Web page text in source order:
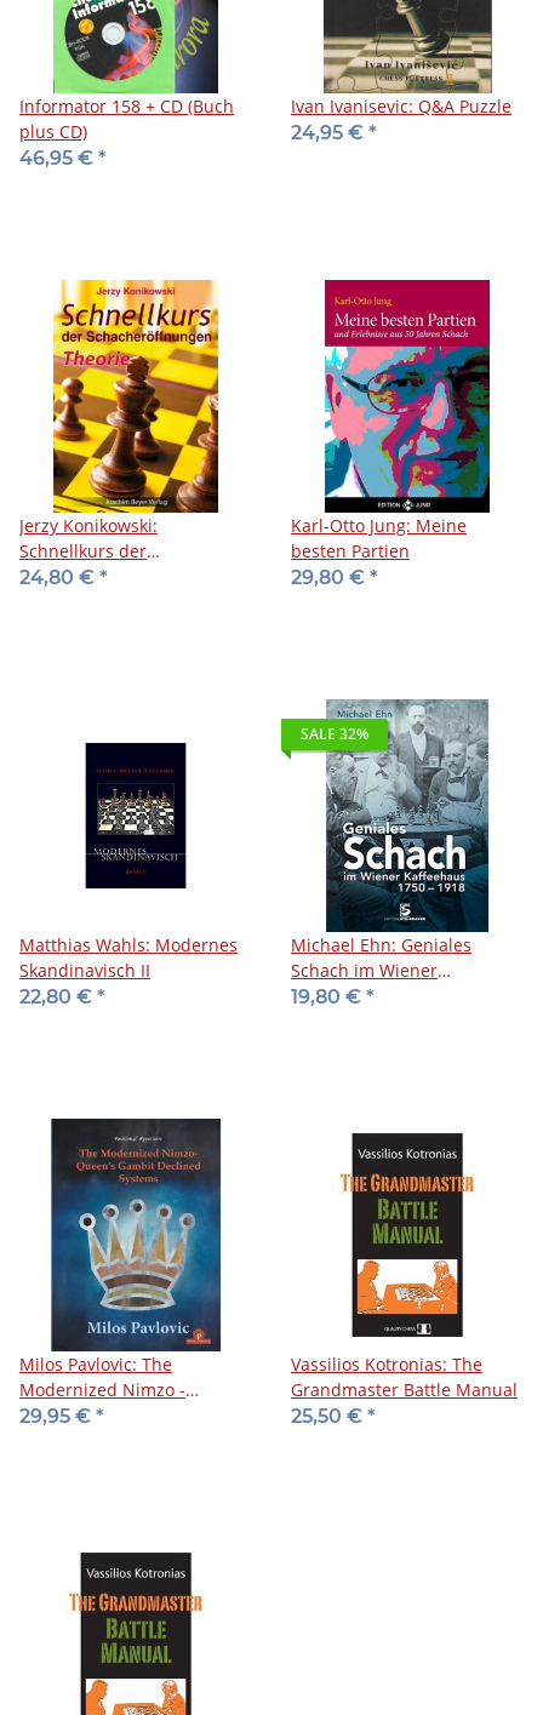
Informator 158 + CD (Buch
plus CD)
46,95 € *
Ivan Ivanisevic: Q&A Puzzle
24,95 € *
Jerzy Konikowski:
Schnellkurs der
Schacheröffnungen -
24,80 € *
Karl-Otto Jung: Meine
besten Partien
29,80 € *
Matthias Wahls: Modernes
Skandinavisch II
22,80 € *
SALE 32%
Michael Ehn: Geniales
Schach im Wiener
Kaffeehaus 1750-1918
19,80 € *
Milos Pavlovic: The
Modernized Nimzo -
Queen's Gambit Declined
29,95 € *
Vassilios Kotronias: The
Grandmaster Battle Manual
25,50 € *